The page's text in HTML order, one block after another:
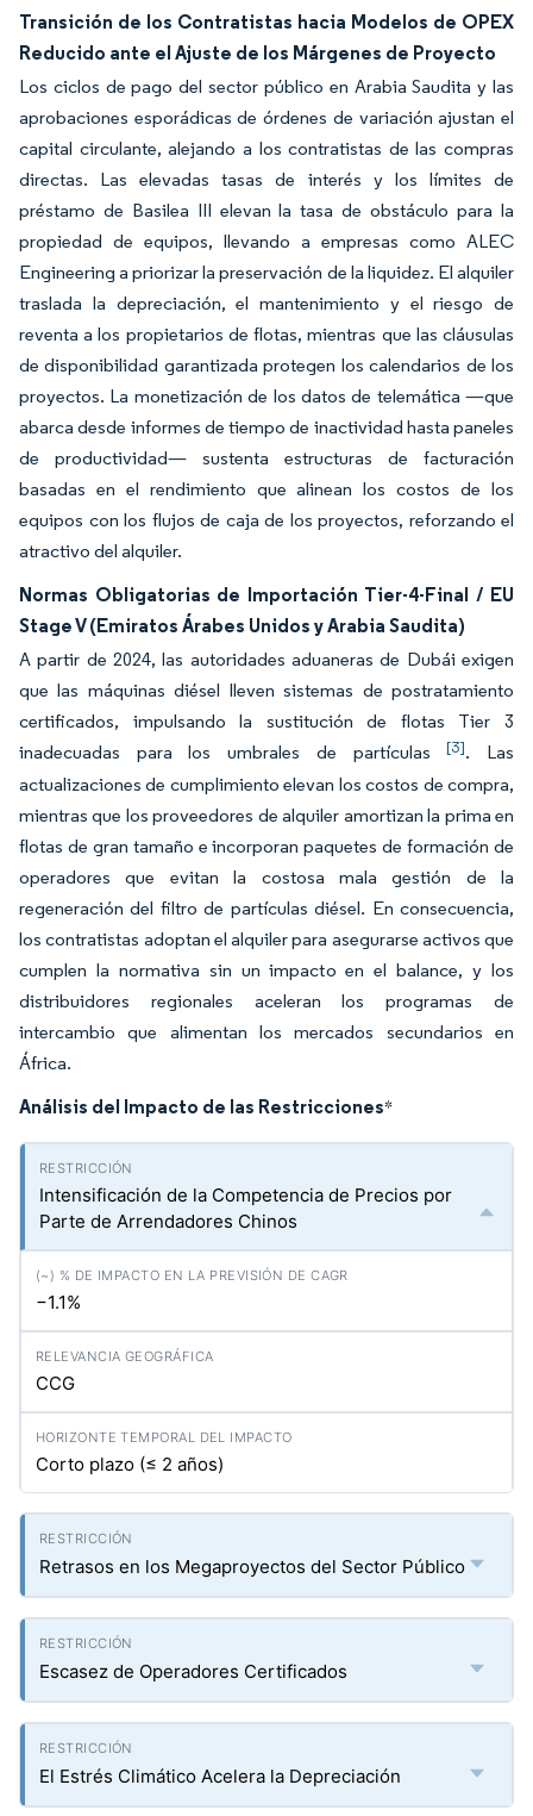
Transición de los Contratistas hacia Modelos de OPEX
Reducido ante el Ajuste de los Márgenes de Proyecto
Los ciclos de pago del sector público en Arabia Saudita y las
aprobaciones esporádicas de órdenes de variación ajustan el
capital circulante, alejando a los contratistas de las compras
directas. Las elevadas tasas de interés y los límites de
préstamo de Basilea III elevan la tasa de obstáculo para la
propiedad de equipos, llevando a empresas como ALEC
Engineering a priorizar la preservación de la liquidez. El alquiler
traslada la depreciación, el mantenimiento y el riesgo de
reventa a los propietarios de flotas, mientras que las cláusulas
de disponibilidad garantizada protegen los calendarios de los
proyectos. La monetización de los datos de telemática —que
abarca desde informes de tiempo de inactividad hasta paneles
de productividad— sustenta estructuras de facturación
basadas en el rendimiento que alinean los costos de los
equipos con los flujos de caja de los proyectos, reforzando el
atractivo del alquiler.
Normas Obligatorias de Importación Tier-4-Final / EU
Stage V (Emiratos Árabes Unidos y Arabia Saudita)
A partir de 2024, las autoridades aduaneras de Dubái exigen
que las máquinas diésel lleven sistemas de postratamiento
certificados, impulsando la sustitución de flotas Tier 3
inadecuadas para los umbrales de partículas[3]. Las
actualizaciones de cumplimiento elevan los costos de compra,
mientras que los proveedores de alquiler amortizan la prima en
flotas de gran tamaño e incorporan paquetes de formación de
operadores que evitan la costosa mala gestión de la
regeneración del filtro de partículas diésel. En consecuencia,
los contratistas adoptan el alquiler para asegurarse activos que
cumplen la normativa sin un impacto en el balance, y los
distribuidores regionales aceleran los programas de
intercambio que alimentan los mercados secundarios en
África.
Análisis del Impacto de las Restricciones*
Intensificación de la Competencia de Precios por
Parte de Arrendadores Chinos
−1.1%
CCG
Corto plazo (≤ 2 años)
Retrasos en los Megaproyectos del Sector Público
Escasez de Operadores Certificados
El Estrés Climático Acelera la Depreciación